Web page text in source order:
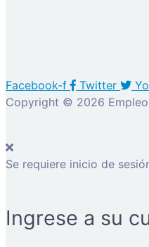
Facebook-f Twitter
Copyright © 2026
Se requiere inicio de
Ingrese a su